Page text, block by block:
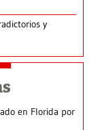
y
en Florida por